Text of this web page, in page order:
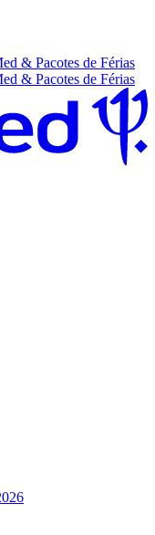
& Pacotes de Férias
& Pacotes de Férias